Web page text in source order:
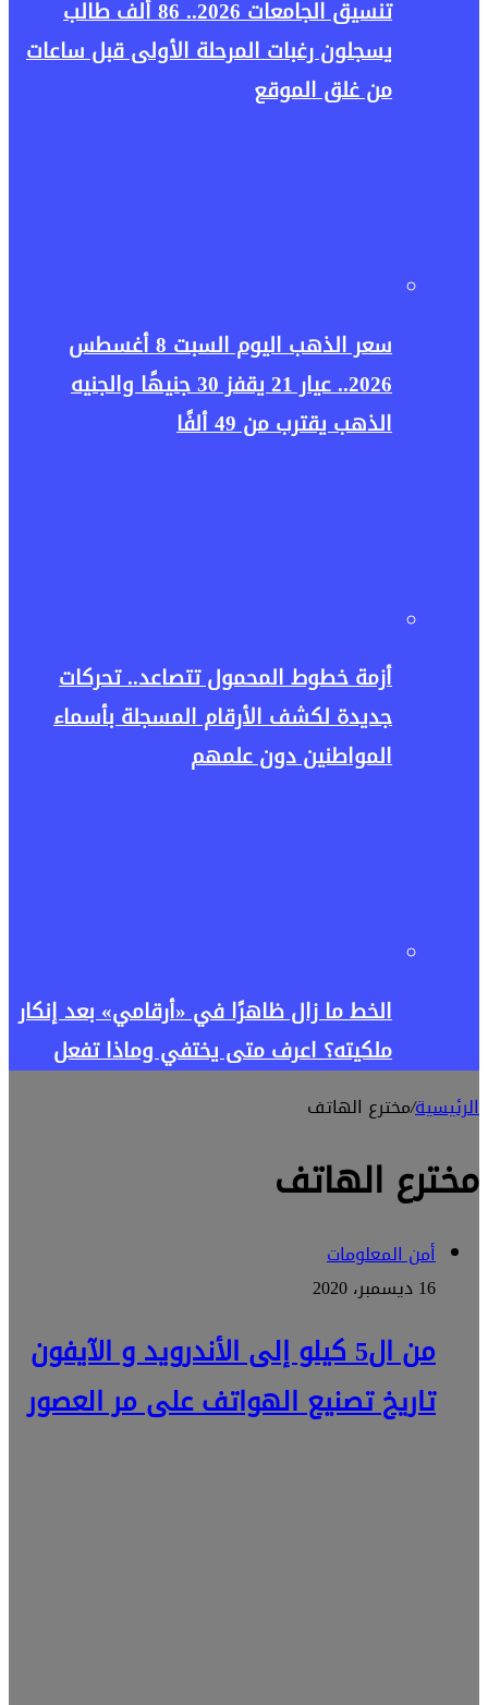
تنسيق الجامعات 2026.. 86 ألف طالب
يسجلون رغبات المرحلة الأولى قبل ساعات
من غلق الموقع
سعر الذهب اليوم السبت 8 أغسطس
2026.. عيار 21 يقفز 30 جنيهًا والجنيه
الذهب يقترب من 49 ألفًا
أزمة خطوط المحمول تتصاعد.. تحركات
جديدة لكشف الأرقام المسجلة بأسماء
المواطنين دون علمهم
الخط ما زال ظاهرًا في «أرقامي» بعد إنكار
ملكيته؟ اعرف متى يختفي وماذا تفعل
الرئيسية/مخترع الهاتف
مخترع الهاتف
أمن المعلومات
16 ديسمبر، 2020
من ال5 كيلو إلى الأندرويد و الآيفون
تاريخ تصنيع الهواتف على مر العصور